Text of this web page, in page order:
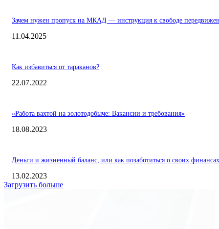
Зачем нужен пропуск на МКАД — инструкция к свободе
11.04.2025
Как избавиться от тараканов?
22.07.2022
«Работа вахтой на золотодобыче: Вакансии и требования»
18.08.2023
Деньги и жизненный баланс, или как позаботиться о своих финансах
13.02.2023
Загрузить больше